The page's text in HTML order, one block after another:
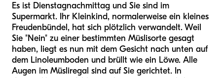
Es ist Dienstagnachmittag und Sie sind im
Supermarkt. Ihr Kleinkind, normalerweise ein kleines
Freudenbündel, hat sich plötzlich verwandelt. Weil
Sie "Nein" zu einer bestimmten Müslisorte gesagt
haben, liegt es nun mit dem Gesicht nach unten auf
dem Linoleumboden und brüllt wie ein Löwe. Alle
Augen im Müsliregal sind auf Sie gerichtet. In